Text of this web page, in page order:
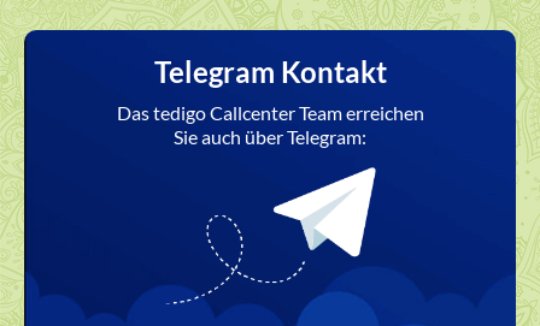
Telegram Kontakt
Das tedigo Callcenter Team erreichen
Sie auch über Telegram: